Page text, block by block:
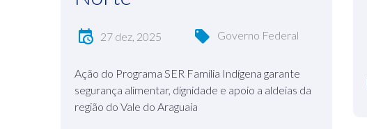
27 dez, 2025 Governo Federal
Ação do Programa SER Família Indígena garante
segurança alimentar, dignidade e apoio a aldeias da
região do Vale do Araguaia